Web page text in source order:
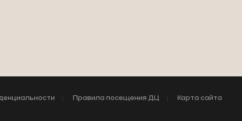
Правила посещения ДЦ Карта сайта